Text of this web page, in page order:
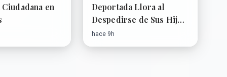
en
Deportada Llora al
Despedirse de Sus Hijos
en Cancún
hace 9h